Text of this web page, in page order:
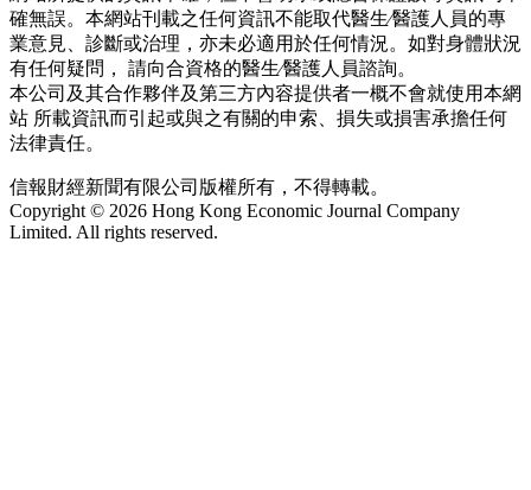
確無誤。本網站刊載之任何資訊不能取代醫生∕醫護人員的專
業意見、診斷或治理，亦未必適用於任何情況。如對身體狀況
有任何疑問， 請向合資格的醫生∕醫護人員諮詢。
本公司及其合作夥伴及第三方內容提供者一概不會就使用本網
站 所載資訊而引起或與之有關的申索、損失或損害承擔任何
法律責任。
信報財經新聞有限公司版權所有，不得轉載。
Copyright © 2026 Hong Kong Economic Journal Company
Limited. All rights reserved.